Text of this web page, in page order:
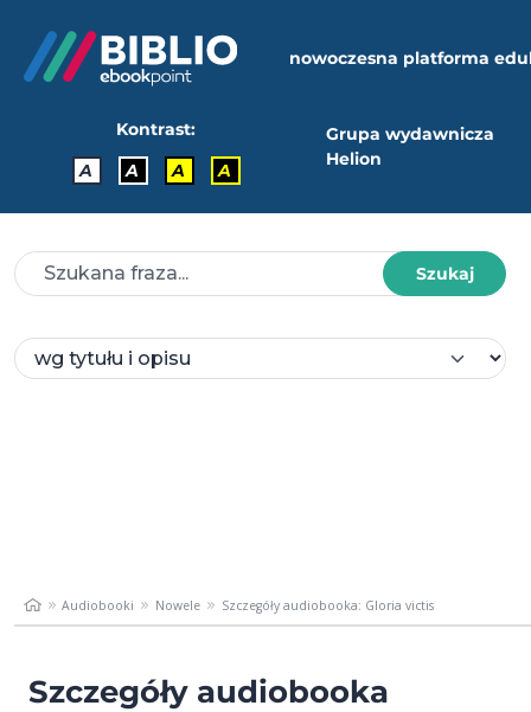
nowoczesna platforma
Kontrast:
A
A A A
Grupa wydawnicza
Helion
Szukaj
Audiobooki Nowele Szczegóły audiobooka: Gloria victis
Szczegóły audiobooka